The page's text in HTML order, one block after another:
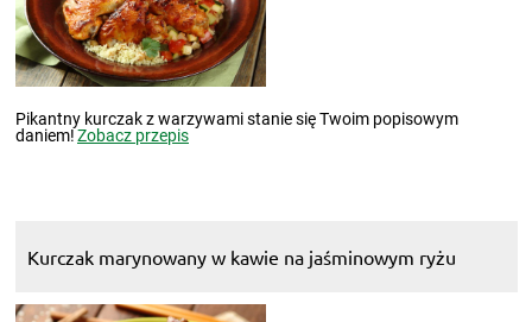
Pikantny kurczak z warzywami stanie się Twoim popisowym
daniem!Zobacz przepis
Kurczak marynowany w kawie na jaśminowym ryżu